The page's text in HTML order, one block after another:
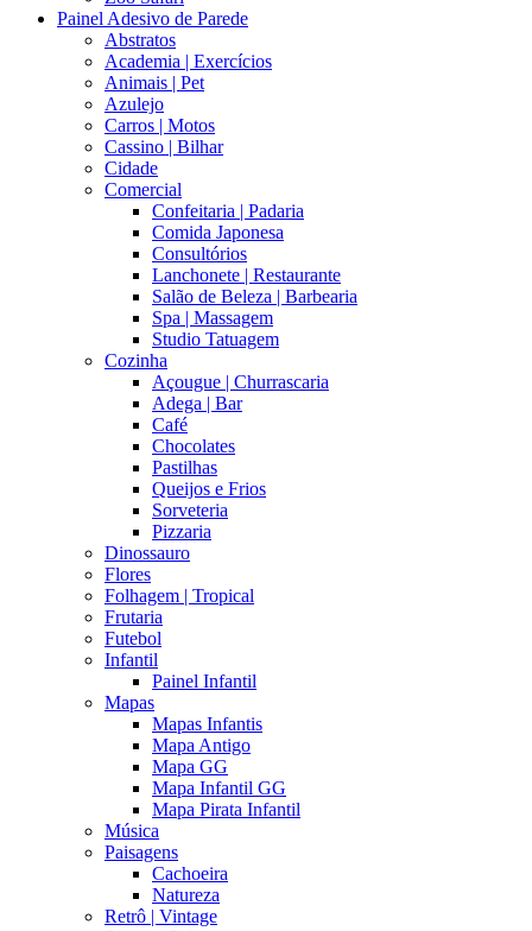
Painel Adesivo de Parede
Abstratos
Academia | Exercícios
Animais | Pet
Azulejo
Carros | Motos
Cassino | Bilhar
Cidade
Comercial
Confeitaria | Padaria
Comida Japonesa
Consultórios
Lanchonete | Restaurante
Salão de Beleza | Barbearia
Spa | Massagem
Studio Tatuagem
Cozinha
Açougue | Churrascaria
Adega | Bar
Café
Chocolates
Pastilhas
Queijos e Frios
Sorveteria
Pizzaria
Dinossauro
Flores
Folhagem | Tropical
Frutaria
Futebol
Infantil
Painel Infantil
Mapas
Mapas Infantis
Mapa Antigo
Mapa GG
Mapa Infantil GG
Mapa Pirata Infantil
Música
Paisagens
Cachoeira
Natureza
Retrô | Vintage